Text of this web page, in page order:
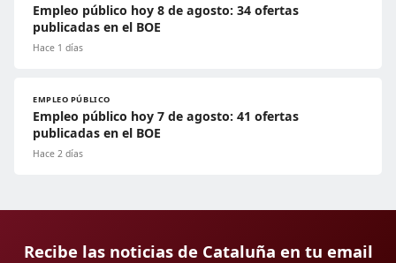
Empleo público hoy 8 de agosto: 34 ofertas
publicadas en el BOE
Hace 1 días
EMPLEO PÚBLICO
Empleo público hoy 7 de agosto: 41 ofertas
publicadas en el BOE
Hace 2 días
Recibe las noticias de Cataluña en tu email